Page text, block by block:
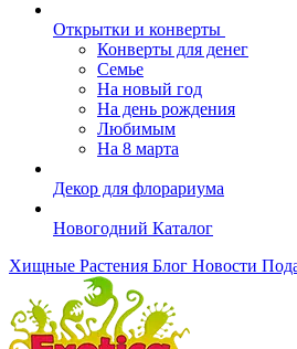
Открытки и конверты
Конверты для денег
Семье
На новый год
На день рождения
Любимым
На 8 марта
Декор для флорариума
Новогодний Каталог
Хищные Растения Блог Новости